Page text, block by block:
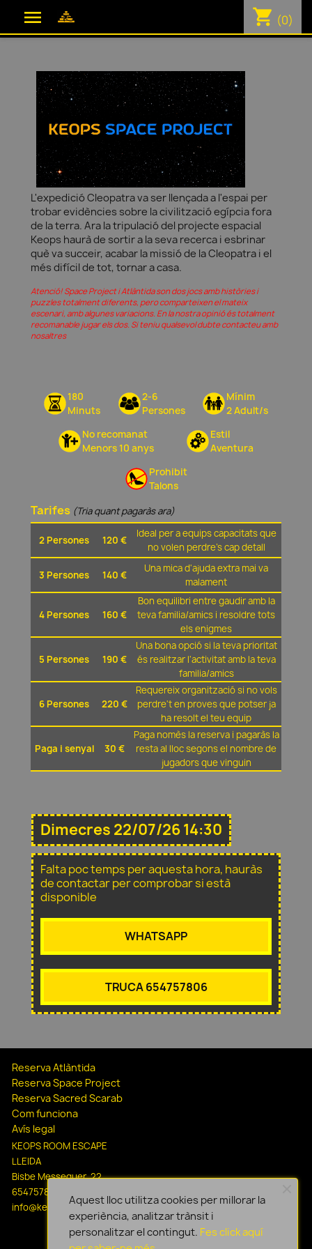
 shopping_cart (0)
L'expedició Cleopatra va ser llençada a l'espai per
trobar evidències sobre la civilització egípcia fora
de la terra. Ara la tripulació del projecte espacial
Keops haurà de sortir a la seva recerca i esbrinar
què va succeir, acabar la missió de la Cleopatra i el
més difícil de tot, tornar a casa.
Atenció! Space Project i Atlàntida son dos jocs amb històries i
puzzles totalment diferents, pero comparteixen el mateix
escenari, amb algunes variacions. En la nostra opinió és totalment
recomanable jugar els dos. Si teniu qualsevol dubte contacteu amb
nosaltres
180
Minuts
2-6
Persones
Mínim
2 Adult/s
No recomanat
Menors 10 anys
Estil
Aventura
Prohibit
Talons
Tarifes (Tria quant pagaràs ara)
2 Persones 120 €
Ideal per a equips capacitats que
no volen perdre's cap detall
3 Persones 140 €
Una mica d'ajuda extra mai va
malament
4 Persones 160 €
Bon equilibri entre gaudir amb la
teva familia/amics i resoldre tots
els enigmes
5 Persones 190 €
Una bona opció si la teva prioritat
és realitzar l'activitat amb la teva
familia/amics
6 Persones 220 €
Requereix organització si no vols
perdre't en proves que potser ja
ha resolt el teu equip
Paga i senyal 30 €
Paga nomès la reserva i pagaràs la
resta al lloc segons el nombre de
jugadors que vinguin
Dimecres 22/07/26 14:30
Falta poc temps per aquesta hora, hauràs
de contactar per comprobar si està
disponible
WHATSAPP
TRUCA 654757806
Reserva Atlàntida
Reserva Space Project
Reserva Sacred Scarab
Com funciona
Avís legal
KEOPS ROOM ESCAPE
LLEIDA
Bisbe Messeguer, 22
654757806
info@keopsescapelleida.com
Aquest lloc utilitza cookies per millorar la
experiència, analitzar trànsit i
personalitzar el contingut. Fes click aquí